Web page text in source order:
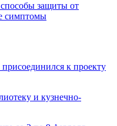
защиты от
симптомы
к проекту
и кузнечно-